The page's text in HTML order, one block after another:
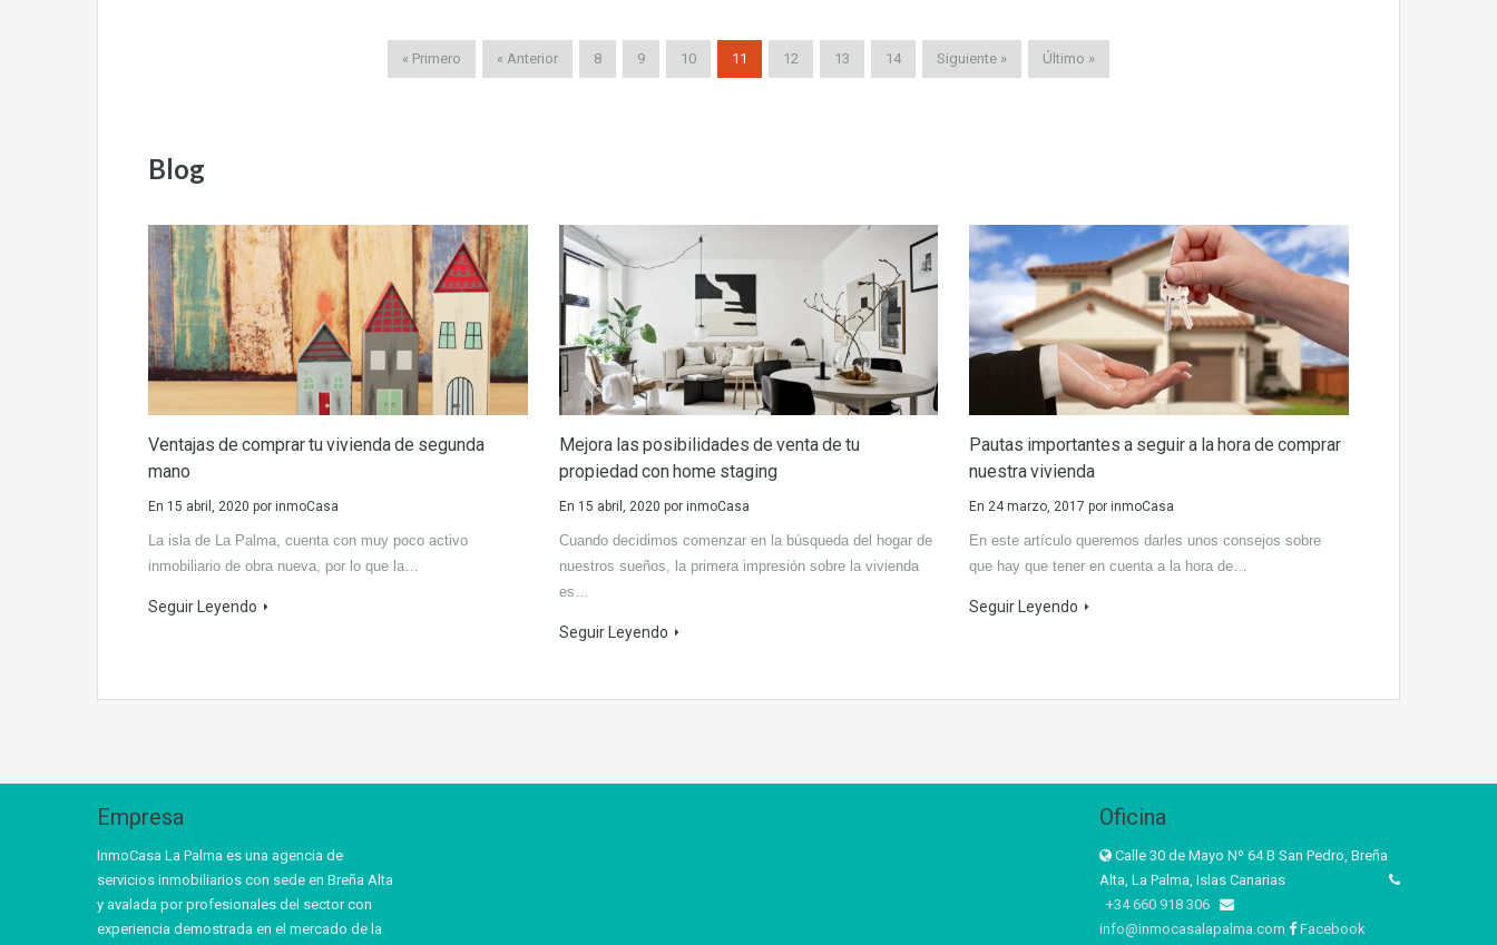
« Primero « Anterior 8 9 10 11 12 13 14 Siguiente » Último »
Blog
Ventajas de comprar tu vivienda de segunda
mano
En 15 abril, 2020 por inmoCasa
La isla de La Palma, cuenta con muy poco activo
inmobiliario de obra nueva, por lo que la…
Seguir Leyendo
Mejora las posibilidades de venta de tu
propiedad con home staging
En 15 abril, 2020 por inmoCasa
Cuando decidimos comenzar en la búsqueda del hogar de
nuestros sueños, la primera impresión sobre la vivienda
es…
Seguir Leyendo
Pautas importantes a seguir a la hora de comprar
nuestra vivienda
En 24 marzo, 2017 porinmoCasa
En este artículo queremos darles unos consejos sobre
que hay que tener en cuenta a la hora de…
Seguir Leyendo
Empresa
InmoCasa La Palma es una agencia de
servicios inmobiliarios con sede en Breña Alta
y avalada por profesionales del sector con
experiencia demostrada en el mercado de la
Oficina
Calle 30 de Mayo Nº 64 B San Pedro, Breña
Alta, La Palma, Islas Canarias
+34 660 918 306
info@inmocasalapalma.com
Facebook